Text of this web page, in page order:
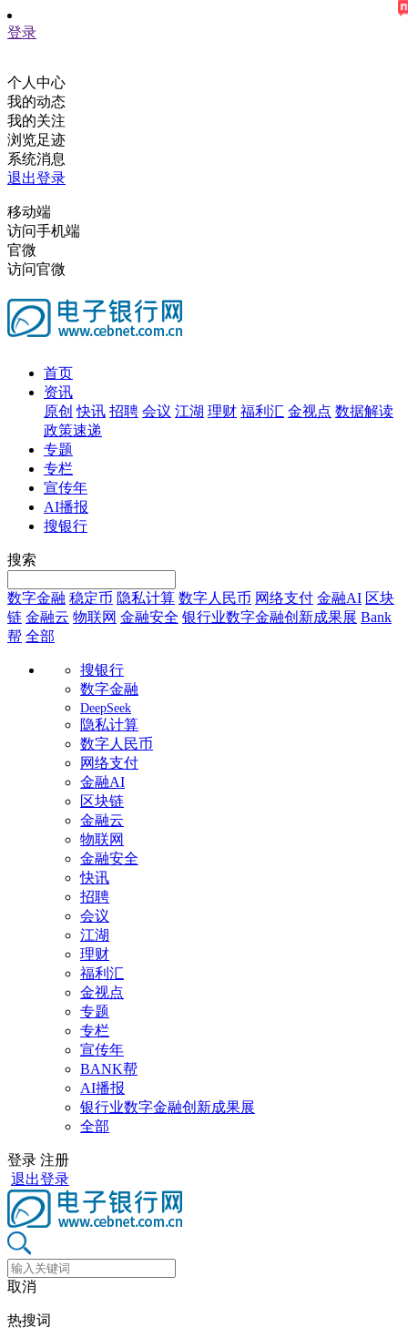
登录
个人中心
我的动态
我的关注
浏览足迹
系统消息
退出登录
移动端
访问手机端
官微
访问官微
首页
资讯
原创 快讯 招聘 会议 江湖 理财 福利汇 金视点 数据解读
政策速递
专题
专栏
宣传年
AI播报
搜银行
搜索
数字金融 稳定币 隐私计算 数字人民币 网络支付 金融AI 区块
链 金融云 物联网 金融安全 银行业数字金融创新成果展 Bank
帮 全部
搜银行
数字金融
DeepSeek
隐私计算
数字人民币
网络支付
金融AI
区块链
金融云
物联网
金融安全
快讯
招聘
会议
江湖
理财
福利汇
金视点
专题
专栏
宣传年
BANK帮
AI播报
银行业数字金融创新成果展
全部
登录 注册
退出登录
取消
热搜词